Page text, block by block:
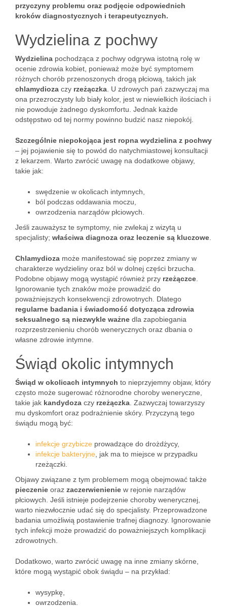
przyczyny problemu oraz podjęcie odpowiednich
kroków diagnostycznych i terapeutycznych.
Wydzielina z pochwy
Wydzielina pochodząca z pochwy odgrywa istotną rolę w
ocenie zdrowia kobiet, ponieważ może być symptomem
różnych chorób przenoszonych drogą płciową, takich jak
chlamydioza czy rzeżączka . U zdrowych pań zazwyczaj ma
ona przezroczysty lub biały kolor, jest w niewielkich ilościach i
nie powoduje żadnego dyskomfortu. Jednak każde
odstępstwo od tej normy powinno budzić nasz niepokój.
Szczególnie niepokojąca jest ropna wydzielina z pochwy
– jej pojawienie się to powód do natychmiastowej konsultacji
z lekarzem. Warto zwrócić uwagę na dodatkowe objawy,
takie jak:
swędzenie w okolicach intymnych,
ból podczas oddawania moczu,
owrzodzenia narządów płciowych.
Jeśli zauważysz te symptomy, nie zwlekaj z wizytą u
specjalisty; właściwa diagnoza oraz leczenie są kluczowe
Chlamydioza może manifestować się poprzez zmiany w
charakterze wydzieliny oraz ból w dolnej części brzucha.
Podobne objawy mogą wystąpić również przy rzeżączce
Ignorowanie tych znaków może prowadzić do
poważniejszych konsekwencji zdrowotnych. Dlatego
regularne badania i świadomość dotycząca zdrowia
seksualnego są niezwykle ważne dla zapobiegania
rozprzestrzenieniu chorób wenerycznych oraz dbania o
własne zdrowie intymne.
Świąd okolic intymnych
Świąd w okolicach intymnych to nieprzyjemny objaw, który
często może sugerować różnorodne choroby weneryczne,
takie jak kandydoza czy rzeżączka . Zazwyczaj towarzyszy
mu dyskomfort oraz podrażnienie skóry. Przyczyną tego
świądu mogą być:
infekcje grzybicze prowadzące do drożdżycy,
infekcje bakteryjne , jak ma to miejsce w przypadku
rzeżączki.
Objawy związane z tym problemem mogą obejmować także
pieczenie oraz zaczerwienienie w rejonie narządów
płciowych. Jeśli istnieje podejrzenie choroby wenerycznej,
warto niezwłocznie udać się do specjalisty. Przeprowadzone
badania umożliwią postawienie trafnej diagnozy. Ignorowanie
tych infekcji może prowadzić do poważniejszych komplikacji
zdrowotnych.
Dodatkowo, warto zwrócić uwagę na inne zmiany skórne,
które mogą wystąpić obok świądu – na przykład:
wysypkę,
owrzodzenia.